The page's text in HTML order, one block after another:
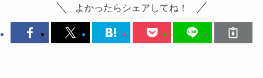
よかったらシェアしてね！